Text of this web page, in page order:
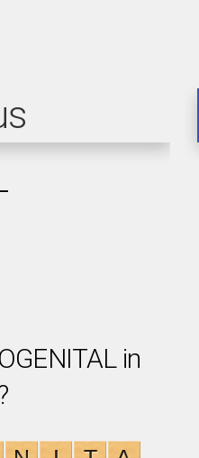
in